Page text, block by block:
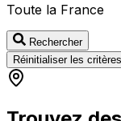
Toute la France
Rechercher
Réinitialiser les